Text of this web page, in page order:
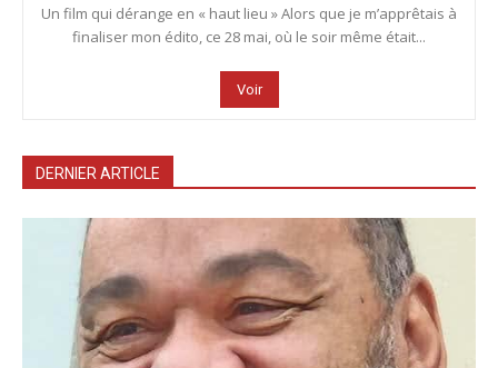
Un film qui dérange en « haut lieu » Alors que je m’apprêtais à
finaliser mon édito, ce 28 mai, où le soir même était...
Voir
DERNIER ARTICLE